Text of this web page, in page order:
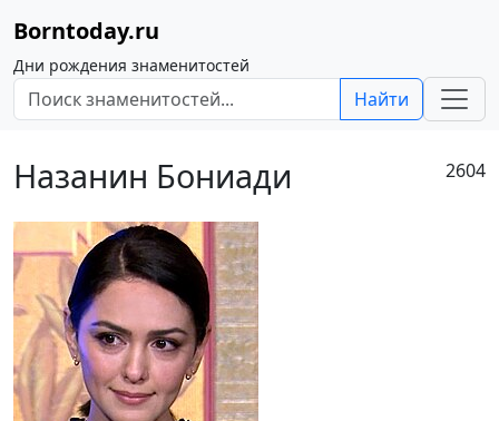
Borntoday.ru
Дни рождения знаменитостей
Найти
Назанин Бониади 2604